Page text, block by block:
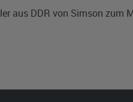
aus DDR von Simson zum